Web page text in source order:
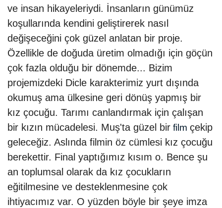
ve insan hikayeleriydi. İnsanların günümüz
koşullarında kendini geliştirerek nasıl
değişeceğini çok güzel anlatan bir proje.
Özellikle de doğuda üretim olmadığı için göçün
çok fazla olduğu bir dönemde... Bizim
projemizdeki Dicle karakterimiz yurt dışında
okumuş ama ülkesine geri dönüş yapmış bir
kız çocuğu. Tarımı canlandırmak için çalışan
bir kızın mücadelesi. Muş'ta güzel bir film çekip
geleceğiz. Aslında filmin öz cümlesi kız çocuğu
berekettir. Final yaptığımız kısım o. Bence şu
an toplumsal olarak da kız çocukların
eğitilmesine ve desteklenmesine çok
ihtiyacımız var. O yüzden böyle bir şeye imza